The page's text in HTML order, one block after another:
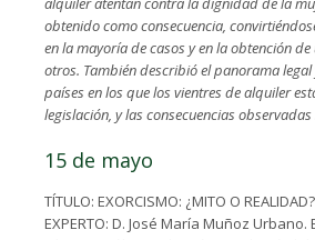
obtenido como consecuencia,
en la mayoría de casos y en la obtención
otros. También describió el panorama
países en los que los vientres de alquiler
legislación, y las consecuencias
15 de mayo
TÍTULO: EXORCISMO: ¿MITO O REALIDAD?
EXPERTO: D. José María Muñoz Urbano.